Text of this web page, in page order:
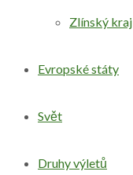
Zlínský kraj
Evropské státy
Svět
Druhy výletů